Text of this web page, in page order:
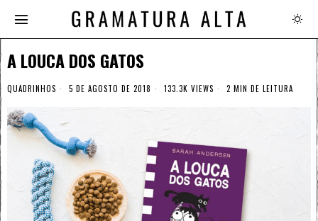
A LOUCA DOS GATOS
QUADRINHOS 5 DE AGOSTO DE 2018 133.3K VIEWS 2 MIN DE LEITURA